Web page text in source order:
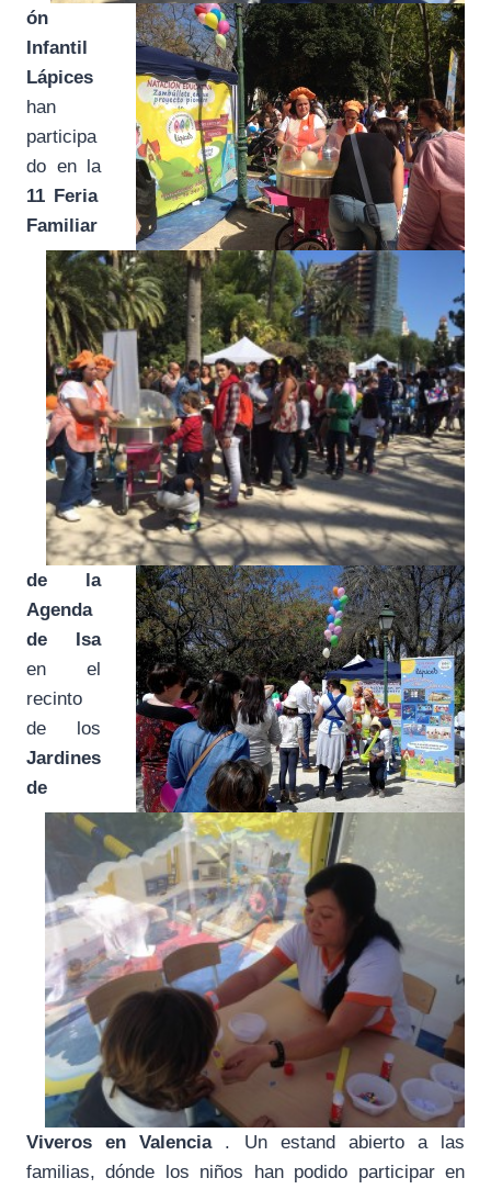
ón
Infantil
Lápices
han
participa
do en la
11 Feria
Familiar
de la
Agenda
de Isa
en el
recinto
de los
Jardines
de
Viveros en Valencia . Un estand abierto a las
familias, dónde los niños han podido participar en